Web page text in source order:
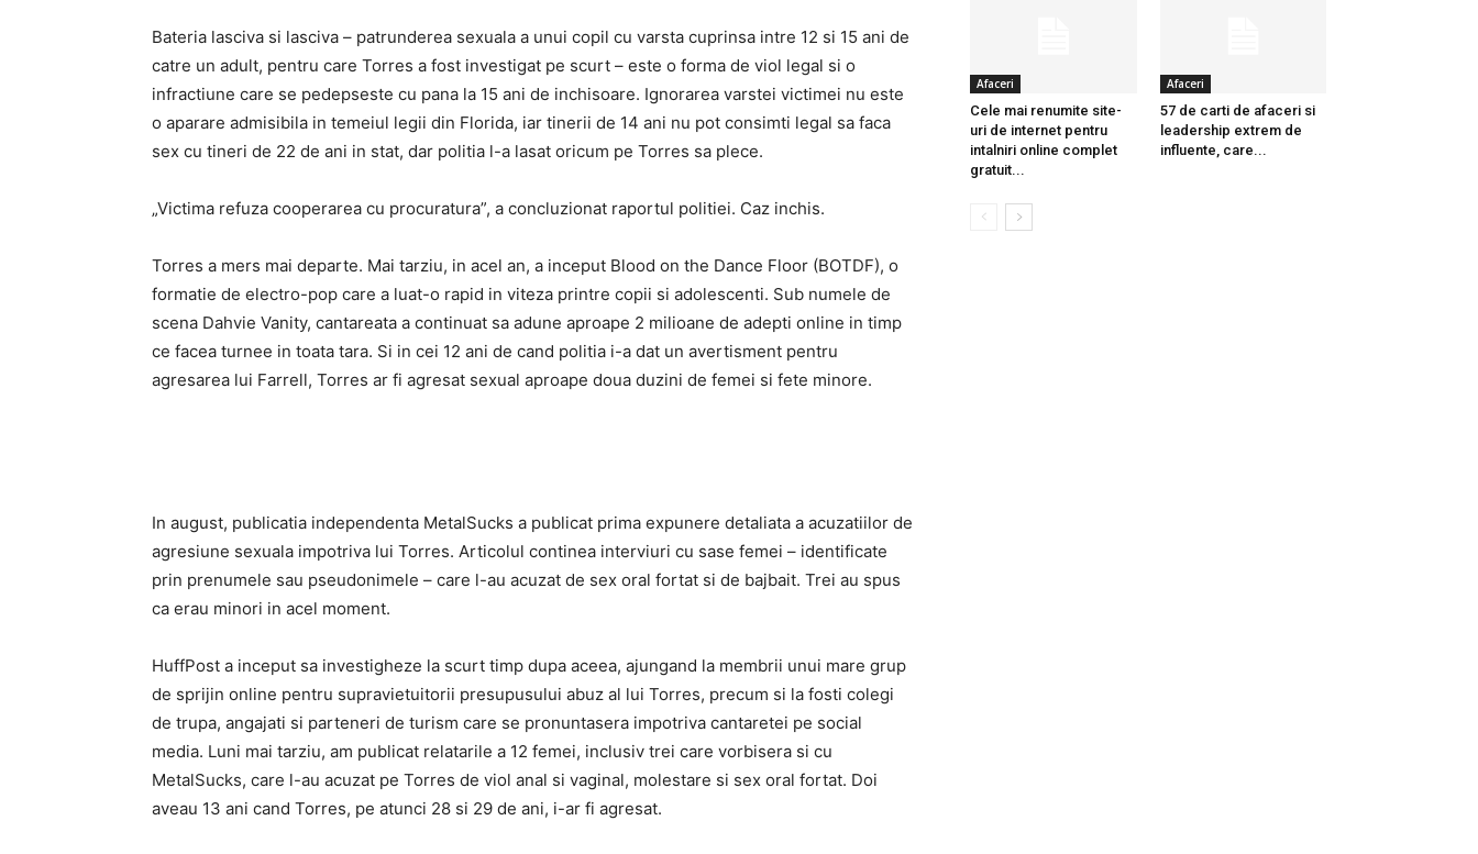
Bateria lasciva si lasciva – patrunderea sexuala a unui copil cu varsta cuprinsa intre 12 si 15 ani de
catre un adult, pentru care Torres a fost investigat pe scurt – este o forma de viol legal si o
infractiune care se pedepseste cu pana la 15 ani de inchisoare. Ignorarea varstei victimei nu este
o aparare admisibila in temeiul legii din Florida, iar tinerii de 14 ani nu pot consimti legal sa faca
sex cu tineri de 22 de ani in stat, dar politia l-a lasat oricum pe Torres sa plece.
„Victima refuza cooperarea cu procuratura”, a concluzionat raportul politiei. Caz inchis.
Torres a mers mai departe. Mai tarziu, in acel an, a inceput Blood on the Dance Floor (BOTDF), o
formatie de electro-pop care a luat-o rapid in viteza printre copii si adolescenti. Sub numele de
scena Dahvie Vanity, cantareata a continuat sa adune aproape 2 milioane de adepti online in timp
ce facea turnee in toata tara. Si in cei 12 ani de cand politia i-a dat un avertisment pentru
agresarea lui Farrell, Torres ar fi agresat sexual aproape doua duzini de femei si fete minore.
In august, publicatia independenta MetalSucks a publicat prima expunere detaliata a acuzatiilor de
agresiune sexuala impotriva lui Torres. Articolul continea interviuri cu sase femei – identificate
prin prenumele sau pseudonimele – care l-au acuzat de sex oral fortat si de bajbait. Trei au spus
ca erau minori in acel moment.
HuffPost a inceput sa investigheze la scurt timp dupa aceea, ajungand la membrii unui mare grup
de sprijin online pentru supravietuitorii presupusului abuz al lui Torres, precum si la fosti colegi
de trupa, angajati si parteneri de turism care se pronuntasera impotriva cantaretei pe social
media. Luni mai tarziu, am publicat relatarile a 12 femei, inclusiv trei care vorbisera si cu
MetalSucks, care l-au acuzat pe Torres de viol anal si vaginal, molestare si sex oral fortat. Doi
aveau 13 ani cand Torres, pe atunci 28 si 29 de ani, i-ar fi agresat.
Afaceri
Cele mai renumite site-
uri de internet pentru
intalniri online complet
gratuit...
Afaceri
57 de carti de afaceri si
leadership extrem de
influente, care...